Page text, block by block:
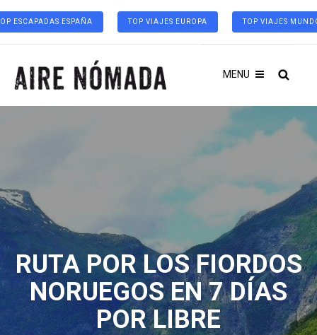
ESCAPADAS ESPAÑA TOP VIAJES EUROPA TOP VIAJES
MENU
RUTA POR LOS FIORDOS
NORUEGOS EN 7 DÍAS
POR LIBRE